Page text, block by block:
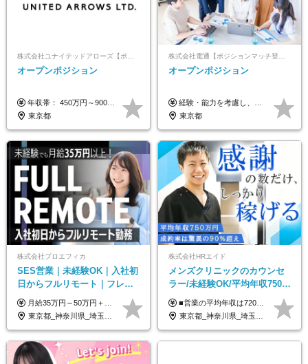
オープンポジション
年収帯： 450万円～900万円 ※経験・スキルを考慮の上、決定します。
東京都
オープンポジション
経験・能力を考慮し、当社規定により決定します。 ▼参考情報 ------------ 年収イメージ：500万～1500万
東京都
株式会社プロエフィカ
SES営業｜未経験OK｜入社初
日からフルリモート｜フレッ
クス可｜残業月平均10h以下｜
事業立ち上げメンバー
月給35万円～50万円＋交通費 ◎経験やスキルを考慮し、最大限優遇します ◎上記月給は固定残業代月40時間分(月10万9,375～)を含みます。残業時間が超過した場合はその分追加支給します ◎試用期間6カ月あり(給与や待遇は同じです)
東京都_神奈川県_埼玉県_千葉県_大阪府_愛知県_北海道_青森県_岩手県_宮城県_秋田県_山形県_福島県_茨城県_栃木県_群馬県_新潟県_山梨県_長野県_富山県_石川県_福井県_静岡県_岐阜県_三重県_兵庫県_京都府_滋賀県_奈良県_和歌山県_広島県_岡山県_鳥取県_島根県_山口県_徳島県_香川県_愛媛県_高知県_福岡県_熊本県_佐賀県_長崎県_大分県_宮崎県_鹿児島県_沖縄県
株式会社HRエイド
メンズクリニックのカウンセ
ラー/未経験OK/平均年収750万
円/4人に1人が年収1000万円超
え/成約率90％
■営業の平均年収は720万円！ ■4人に1人が年収1000万円超え 月給27万円～100万円+インセンティブ(平均月20～40万円程) ＜インセンティブ制度について＞ 当社では創業以来、頑張ったらその分稼げる環境づくりに注力。カウンセラー部署では、個人の成約金額・チームの成果・事業部の売上利益を掛け合わせる新しいインセンティブ制度を導入しました。あなたの頑張り次第で毎月高インセンティブが実現できる体制です！ ※上記金額には固定残業代（35,500円以上～・30時間分）が含まれます。時間超過分は追加支給します。 ※試用期間3か月あり。研修期間3か月中は、月給25万円～30万円になります。(固定残業代：35,500円～・23h分を含む) ※インセンティブの一部は、研修期間中から支給されます。その他待遇の差異はありません。
東京都_神奈川県_埼玉県_千葉県_大阪府_愛知県_北海道_宮城県_栃木県_群馬県_静岡県_兵庫県_京都府_岡山県_熊本県